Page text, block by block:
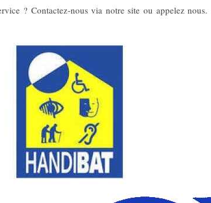
? Contactez-nous via notre site ou appelez nous.